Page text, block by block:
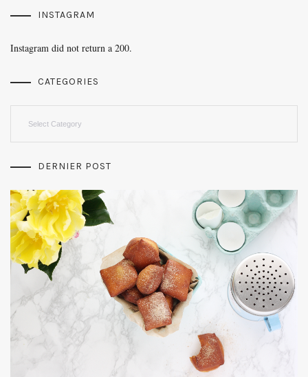
INSTAGRAM
Instagram did not return a 200.
CATEGORIES
DERNIER POST